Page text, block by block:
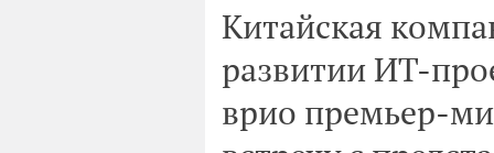
Китайская
развитии ИТ-
врио премьер-